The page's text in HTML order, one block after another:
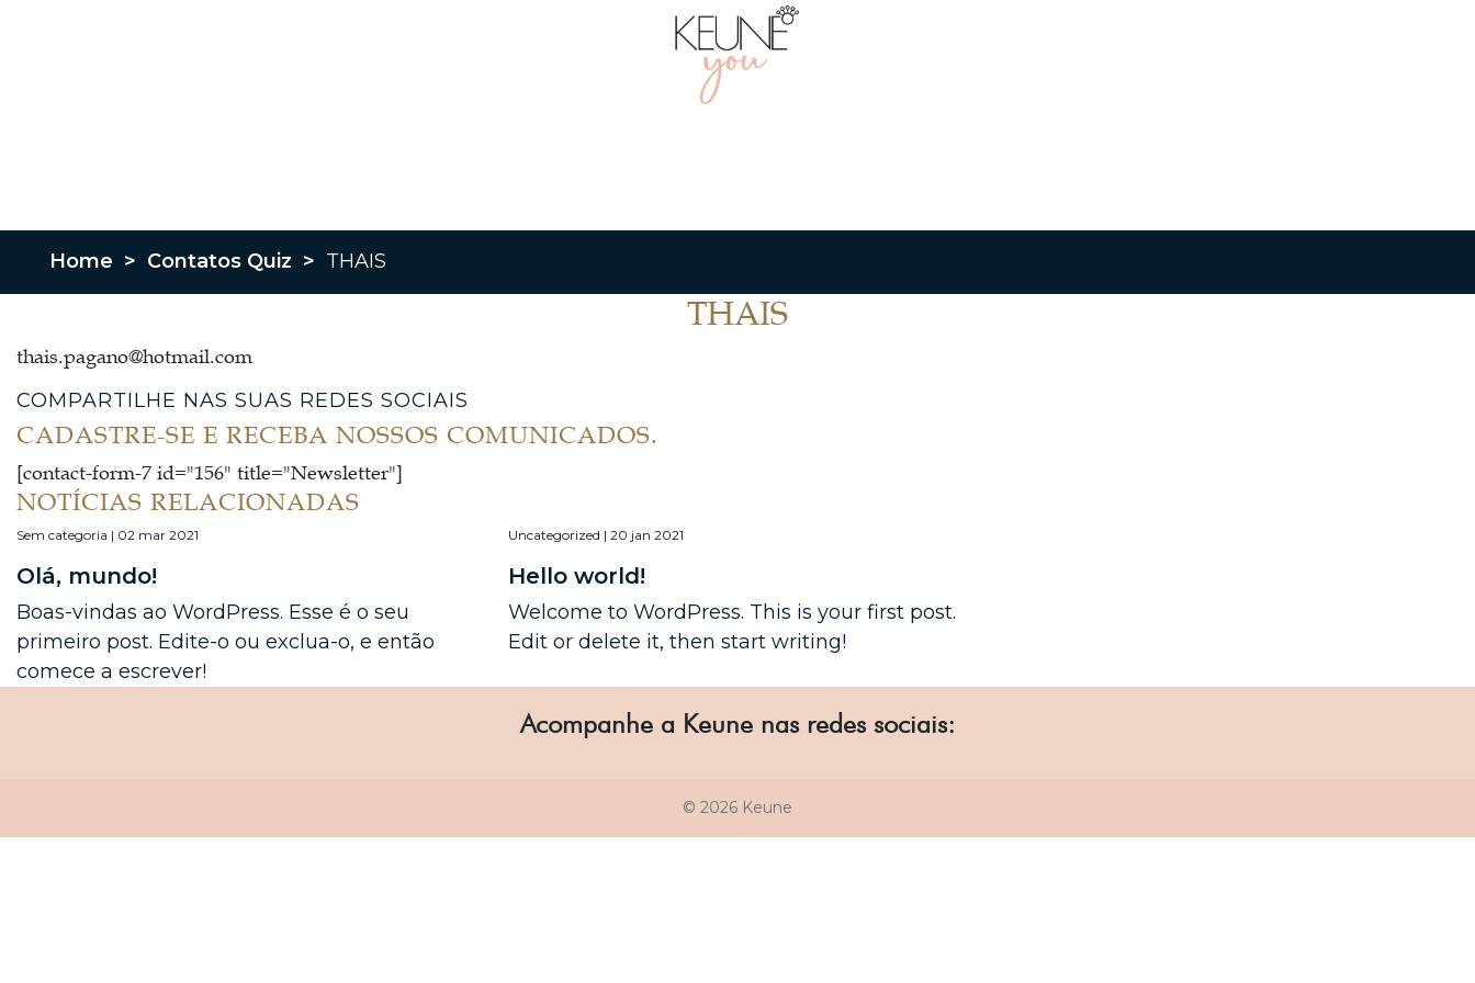
Home > Contatos Quiz > THAIS
THAIS
thais.pagano@hotmail.com
COMPARTILHE NAS SUAS REDES SOCIAIS
CADASTRE-SE E RECEBA NOSSOS COMUNICADOS.
[contact-form-7 id="156" title="Newsletter"]
NOTÍCIAS RELACIONADAS
Sem categoria | 02 mar 2021
Olá, mundo!
Boas-vindas ao WordPress. Esse é o seu
primeiro post. Edite-o ou exclua-o, e então
comece a escrever!
Uncategorized | 20 jan 2021
Hello world!
Welcome to WordPress. This is your first post.
Edit or delete it, then start writing!
Acompanhe a Keune nas redes sociais:
© 2026 Keune